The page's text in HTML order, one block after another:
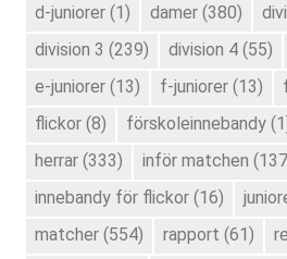
d-juniorer (1) damer (380)
division 3 (239) division 4 (55)
e-juniorer (13) f-juniorer (13)
flickor (8) förskoleinnebandy
herrar (333) inför matchen
innebandy för flickor (16)
matcher (554) rapport (61)